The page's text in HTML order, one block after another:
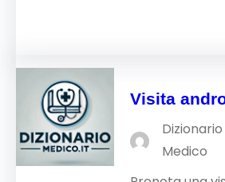
Visita
Dizionario
Medico